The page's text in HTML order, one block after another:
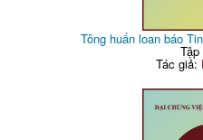
Tông huấn loan báo
Tác giả: